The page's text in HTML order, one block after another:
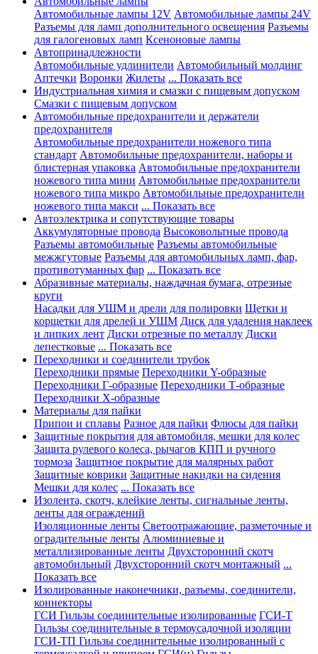
Автомобильные лампы 12V Автомобильные лампы 24V
Разъемы для ламп дополнительного освещения Разъемы
для галогеновых ламп Ксеноновые лампы
Автопринадлежности
Автомобильные удлинители Автомобильный молдинг
Аптечки Воронки Жилеты ... Показать все
Индустриальная химия и смазки с пищевым допуском
Смазки с пищевым допуском
Автомобильные предохранители и держатели
предохранителя
Автомобильные предохранители ножевого типа
стандарт Автомобильные предохранители, наборы и
блистерная упаковка Автомобильные предохранители
ножевого типа мини Автомобильные предохранители
ножевого типа микро Автомобильные предохранители
ножевого типа макси ... Показать все
Автоэлектрика и сопутствующие товары
Аккумуляторные провода Высоковольтные провода
Разъемы автомобильные Разъемы автомобильные
межжгутовые Разъемы для автомобильных ламп, фар,
противотуманных фар ... Показать все
Абразивные материалы, наждачная бумага, отрезные
круги
Насадки для УШМ и дрели для полировки Щетки и
корщетки для дрелей и УШМ Диск для удаления наклеек
и липких лент Диски отрезные по металлу Диски
лепестковые ... Показать все
Переходники и соединители трубок
Переходники прямые Переходники Y-образные
Переходники Г-образные Переходники Т-образные
Переходники Х-образные
Материалы для пайки
Припои и сплавы Разное для пайки Флюсы для пайки
Защитные покрытия для автомобиля, мешки для колес
Защита рулевого колеса, рычагов КПП и ручного
тормоза Защитное покрытие для малярных работ
Защитные коврики Защитные накидки на сидения
Мешки для колес ... Показать все
Изолента, скотч, клейкие ленты, сигнальные ленты,
ленты для ограждений
Изоляционные ленты Светоотражающие, разметочные и
оградительные ленты Алюминиевые и
металлизированные ленты Двухсторонний скотч
автомобильный Двухсторонний скотч монтажный ...
Показать все
Изолированные наконечники, разъемы, соединители,
коннекторы
ГСИ Гильзы соединительные изолированные ГСИ-Т
Гильзы соединительные в термоусадочной изоляции
ГСИ-ТП Гильзы соединительные изолированный с